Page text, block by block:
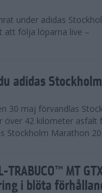
under adidas
att följa löparna live –
adidas
30 maj förvandlas
över 42 kilometer asfalt
Stockholm Marathon
TRABUCO™ MT
i blöta